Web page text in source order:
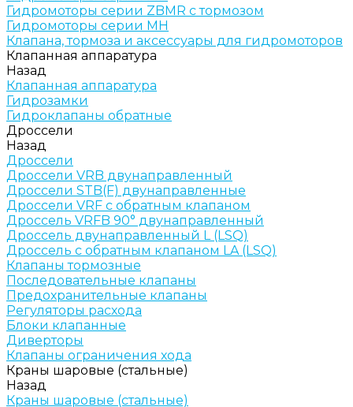
Гидромоторы серии ZBMR с тормозом
Гидромоторы серии МH
Клапана, тормоза и аксессуары для гидромоторов
Клапанная аппаратура
Назад
Клапанная аппаратура
Гидрозамки
Гидроклапаны обратные
Дроссели
Назад
Дроссели
Дроссели VRB двунаправленный
Дроссели STB(F) двунаправленные
Дроссели VRF с обратным клапаном
Дроссель VRFB 90° двунаправленный
Дроссель двунаправленный L (LSQ)
Дроссель с обратным клапаном LA (LSQ)
Клапаны тормозные
Последовательные клапаны
Предохранительные клапаны
Регуляторы расхода
Блоки клапанные
Диверторы
Клапаны ограничения хода
Краны шаровые (стальные)
Назад
Краны шаровые (стальные)